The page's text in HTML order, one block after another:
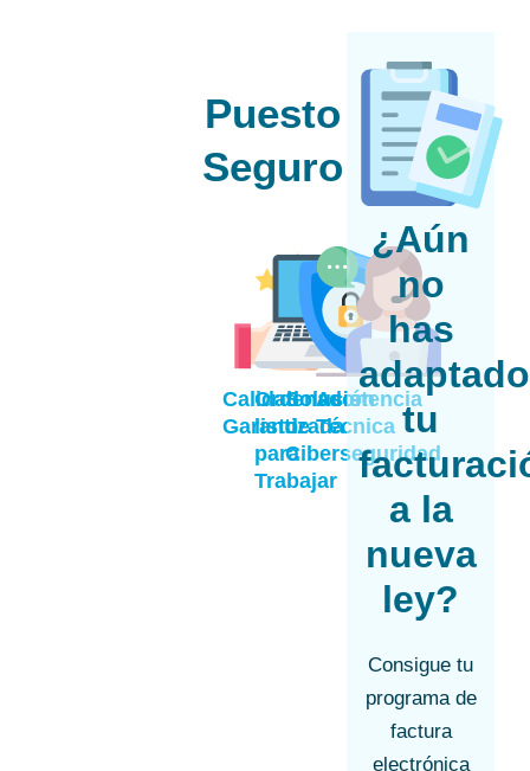
Puesto
Seguro
Calidad
Garantizada
Ordenador
listo
para
Trabajar
Solución
de
Ciberseguridad
Asistencia
Técnica
¿Aún
no
has
adaptado
tu
a la
nueva
ley?
Consigue tu
programa de
factura
electrónica